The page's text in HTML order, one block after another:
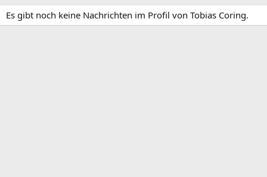
Es gibt noch keine Nachrichten im Profil von Tobias Coring.